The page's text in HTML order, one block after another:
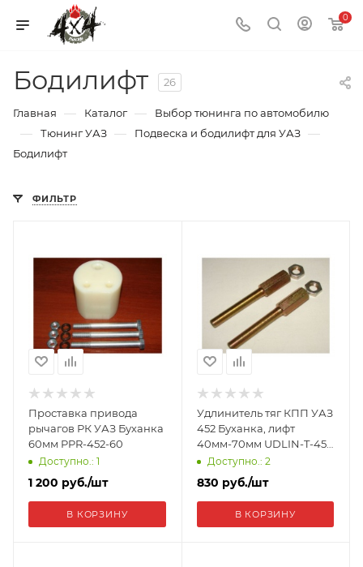
0
Бодилифт 26
Главная — Каталог — Выбор тюнинга по автомобилю
— Тюнинг УАЗ — Подвеска и бодилифт для УАЗ —
Бодилифт
ФИЛЬТР
Проставка привода
рычагов РК УАЗ Буханка
60мм PPR-452-60
Доступно.: 1
1 200 руб./шт
В КОРЗИНУ
Удлинитель тяг КПП УАЗ
452 Буханка, лифт
40мм-70мм UDLIN-T-452
40-70
Доступно.: 2
830 руб./шт
В КОРЗИНУ